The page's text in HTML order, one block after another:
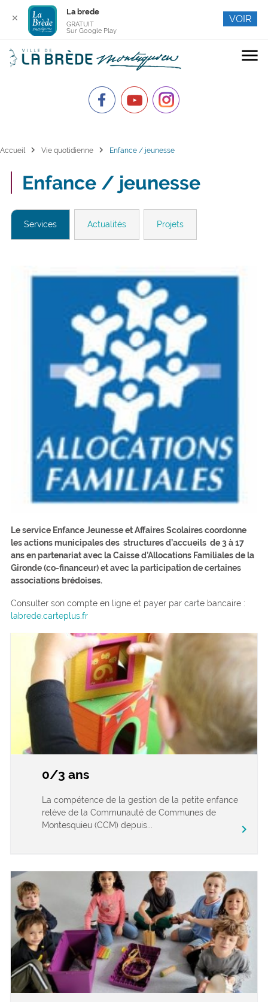
menu
Accueil chevron_right Vie quotidienne chevron_right Enfance / jeunesse
Enfance / jeunesse
Services Actualités Projets
Le service Enfance Jeunesse et Affaires Scolaires coordonne
les actions municipales des structures d’accueils de 3 à 17
ans en partenariat avec la Caisse d’Allocations Familiales de la
Gironde (co-financeur) et avec la participation de certaines
associations brédoises.
Consulter son compte en ligne et payer par carte bancaire :
labrede.carteplus.fr
0/3 ans
La compétence de la gestion de la petite enfance
relève de la Communauté de Communes de
Montesquieu (CCM) depuis...
chevron_right
✕
La brede
GRATUIT
Sur Google Play
VOIR